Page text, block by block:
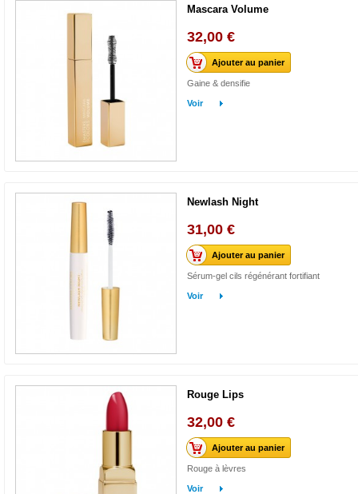
Mascara Volume
32,00 €
Ajouter au panier
Gaine & densifie
Voir
Newlash Night
31,00 €
Ajouter au panier
Sérum-gel cils régénérant fortifiant
Voir
Rouge Lips
32,00 €
Ajouter au panier
Rouge à lèvres
Voir